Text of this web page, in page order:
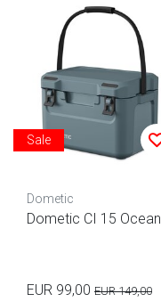
Sale
Dometic
Dometic CI 15 Ocean
EUR 99,00 EUR 149,00